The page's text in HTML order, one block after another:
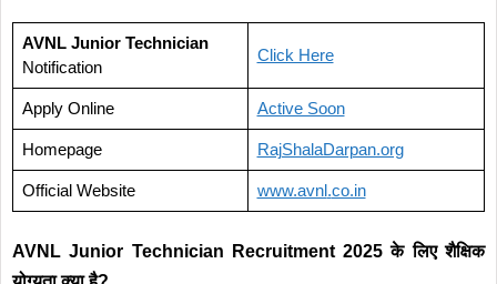
AVNL Junior Technician
Notification
Click Here
Apply Online Active Soon
Homepage RajShalaDarpan.org
Official Website www.avnl.co.in
AVNL Junior Technician Recruitment 2025 के लिए शैक्षिक